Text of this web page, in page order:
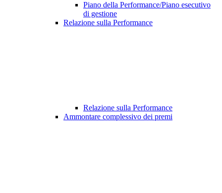
Piano della Performance/Piano esecutivo
di gestione
Relazione sulla Performance
Relazione sulla Performance
Ammontare complessivo dei premi